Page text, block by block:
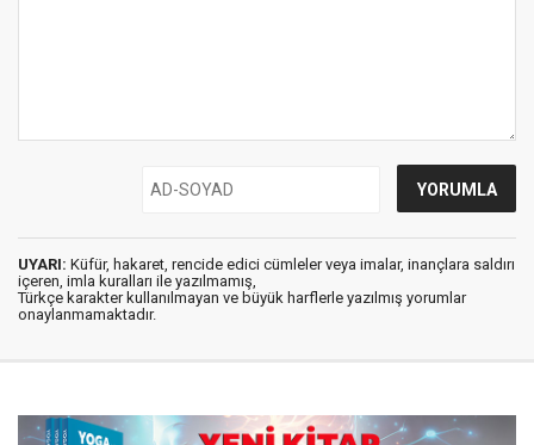
UYARI: Küfür, hakaret, rencide edici cümleler veya imalar, inançlara saldırı
içeren, imla kuralları ile yazılmamış,
Türkçe karakter kullanılmayan ve büyük harflerle yazılmış yorumlar
onaylanmamaktadır.